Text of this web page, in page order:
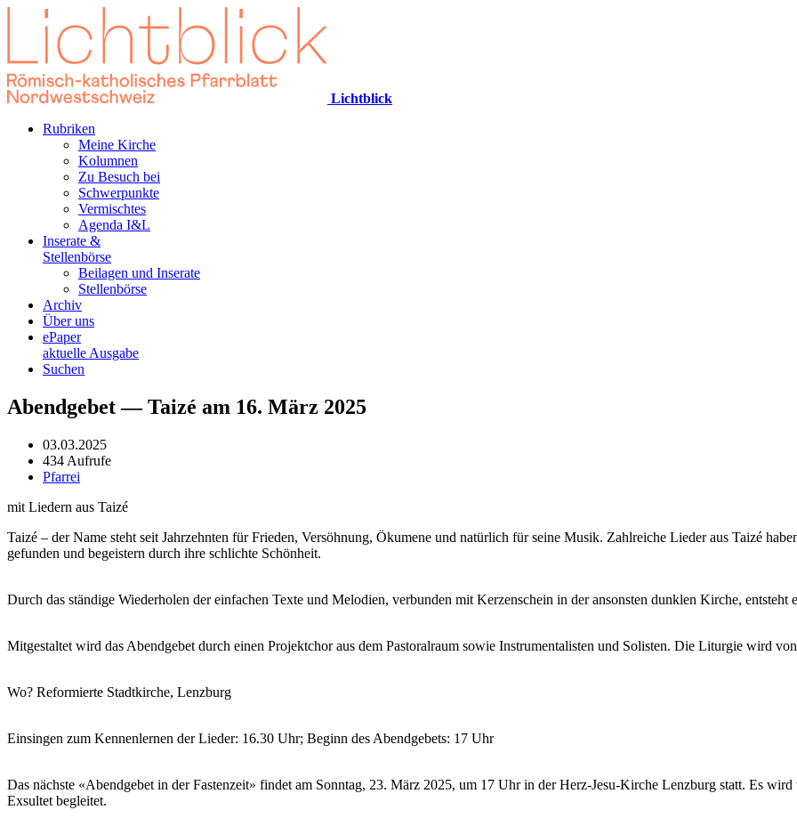
Lichtblick
Rubriken
Meine Kirche
Kolumnen
Zu Besuch bei
Schwerpunkte
Vermischtes
Agenda I&L
Inserate &
Stellenbörse
Beilagen und Inserate
Stellenbörse
Archiv
Über uns
ePaper
aktuelle Ausgabe
Suchen
Abendgebet — Taizé am 16. März 2025
03.03.2025
434 Aufrufe
Pfarrei
mit Liedern aus Taizé
Taizé – der Name ste­ht seit Jahrzehn­ten für Frieden, Ver­söh­nung, Ökumene und natür­lich für seine Musik. Zahlre­iche Lieder aus Taizé
gefun­den und begeis­tern durch ihre schlichte Schön­heit.
Durch das ständi­ge Wieder­holen der ein­fachen Texte und Melo­di­en, ver­bun­den mit Kerzen­schein in der anson­sten dun­klen Kirche,
Mit­gestal­tet wird das Abendge­bet durch einen Pro­jek­tchor aus dem Pas­toral­raum sowie Instru­men­tal­is­ten und Solis­ten. Die Liturgie wird
Wo? Reformierte Stadtkirche, Lenzburg
Einsin­gen zum Ken­nen­ler­nen der Lieder: 16.30 Uhr; Beginn des Abendge­bets: 17 Uhr
Das näch­ste «Abendge­bet in der Fas­ten­zeit» find­et am Son­ntag, 23. März 2025, um 17 Uhr in der Herz-Jesu-Kirche Lenzburg statt. Es
Exsul­tet begleit­et.